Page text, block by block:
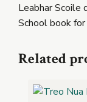
Leabhar Scoile
School book for
Related